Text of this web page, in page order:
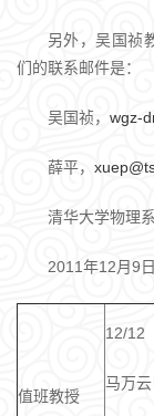
另外，吴国祯
们的联系邮件是：
吴国祯， wgz-
薛平，
清华大学物理系
2011年12月9日
值班教授
12/12
马万云